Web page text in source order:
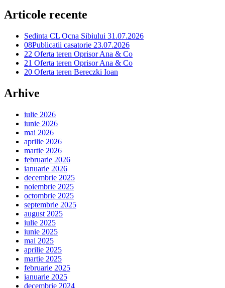
Articole recente
Sedinta CL Ocna Sibiului 31.07.2026
08Publicatii casatorie 23.07.2026
22 Oferta teren Oprisor Ana & Co
21 Oferta teren Oprisor Ana & Co
20 Oferta teren Bereczki Ioan
Arhive
iulie 2026
iunie 2026
mai 2026
aprilie 2026
martie 2026
februarie 2026
ianuarie 2026
decembrie 2025
noiembrie 2025
octombrie 2025
septembrie 2025
august 2025
iulie 2025
iunie 2025
mai 2025
aprilie 2025
martie 2025
februarie 2025
ianuarie 2025
decembrie 2024